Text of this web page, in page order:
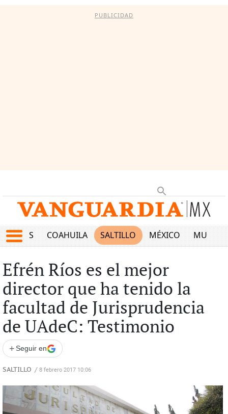
PUBLICIDAD
JUEGOS COAHUILA SALTILLO MÉXICO MUNDO
Efrén Ríos es el mejor
director que ha tenido la
facultad de Jurisprudencia
de UAdeC: Testimonio
+ Seguir en
SALTILLO / 8 febrero 2017 10:06